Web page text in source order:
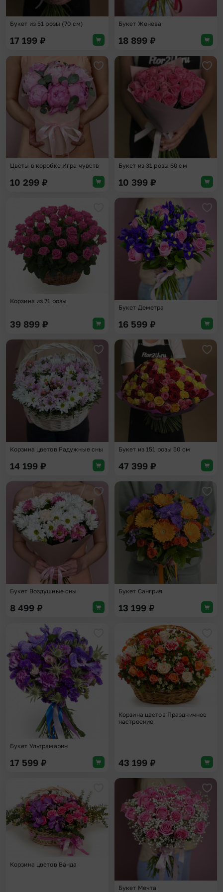
Букет из 51 розы (70 см)
17 199 ₽
Букет Женева
18 899 ₽
Добавить в избранное
Цветы в коробке Игра чувств
10 299 ₽
Букет из 31 розы 60 см
10 399 ₽
Добавить в избранное
Корзина из 71 розы
39 899 ₽
Букет Деметра
16 599 ₽
Добавить в избранное
Корзина цветов Радужные сны
14 199 ₽
Букет из 151 розы 50 см
47 399 ₽
Добавить в избранное
Букет Воздушные сны
8 499 ₽
Букет Сангрия
13 199 ₽
Добавить в избранное
Букет Ультрамарин
17 599 ₽
Корзина цветов Праздничное
настроение
43 199 ₽
Добавить в избранное
Корзина цветов Ванда
Букет Мечта